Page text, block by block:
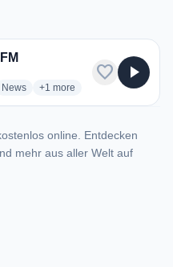
stations
Newsradio stations
+1 more genres for Rádio
more
favorite play_arrow
online. Entdecken
mehr aus aller Welt auf